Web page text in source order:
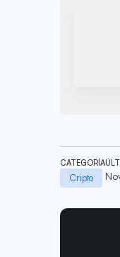
CATEGORÍA
Cripto